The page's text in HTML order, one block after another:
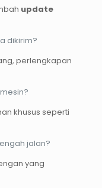
update
dikirim?
perlengkapan
khusus seperti
jalan?
yang